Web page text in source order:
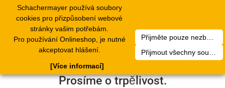
Schachermayer používá soubory
cookies pro přizpůsobení webové
stránky vašim potřebám.
Pro používání Onlineshop, je nutné
akceptovat hlášení.
Přijměte pouze nezbytné soubory cookie
[Více informací]
Bohužel došlo k technické chybě. Náš
servisní tým se o to brzy postará.
Prosíme o trpělivost.